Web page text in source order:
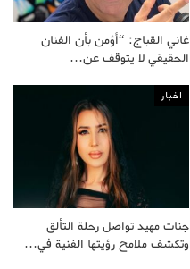
غاني القباج: “أؤمن بأن الفنان
الحقيقي لا يتوقف عن…
اخبار
جنات مهيد تواصل رحلة التألق
وتكشف ملامح رؤيتها الفنية في…